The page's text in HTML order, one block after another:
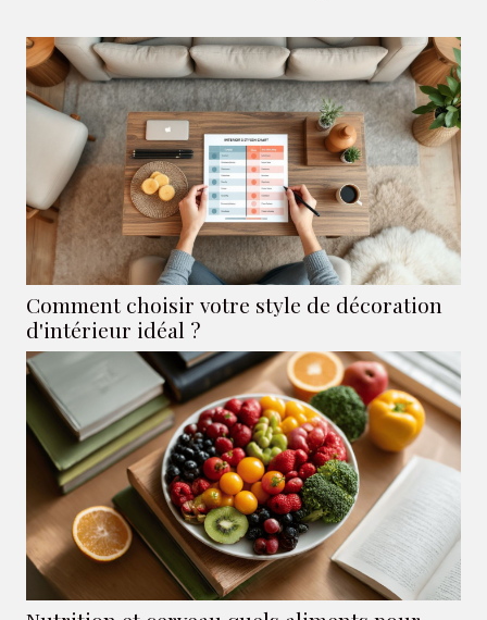
le secteur du traitement de l’eau en intégrant des...
Comment choisir votre style de décoration
d'intérieur idéal ?